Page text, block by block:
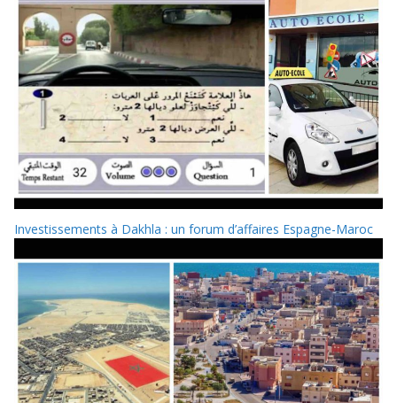
Investissements à Dakhla : un forum d’affaires Espagne-Maroc